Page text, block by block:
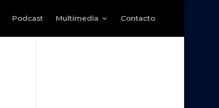
Podcast Multimedia Contacto